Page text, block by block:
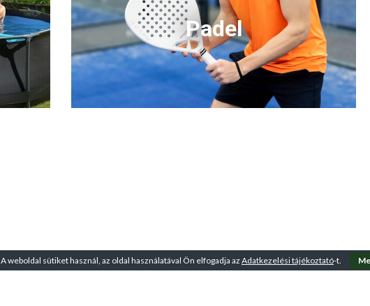
Padel
A weboldal sütiket használ, az oldal használatával Ön elfogadja az Adatkezelési tájékoztató-t.